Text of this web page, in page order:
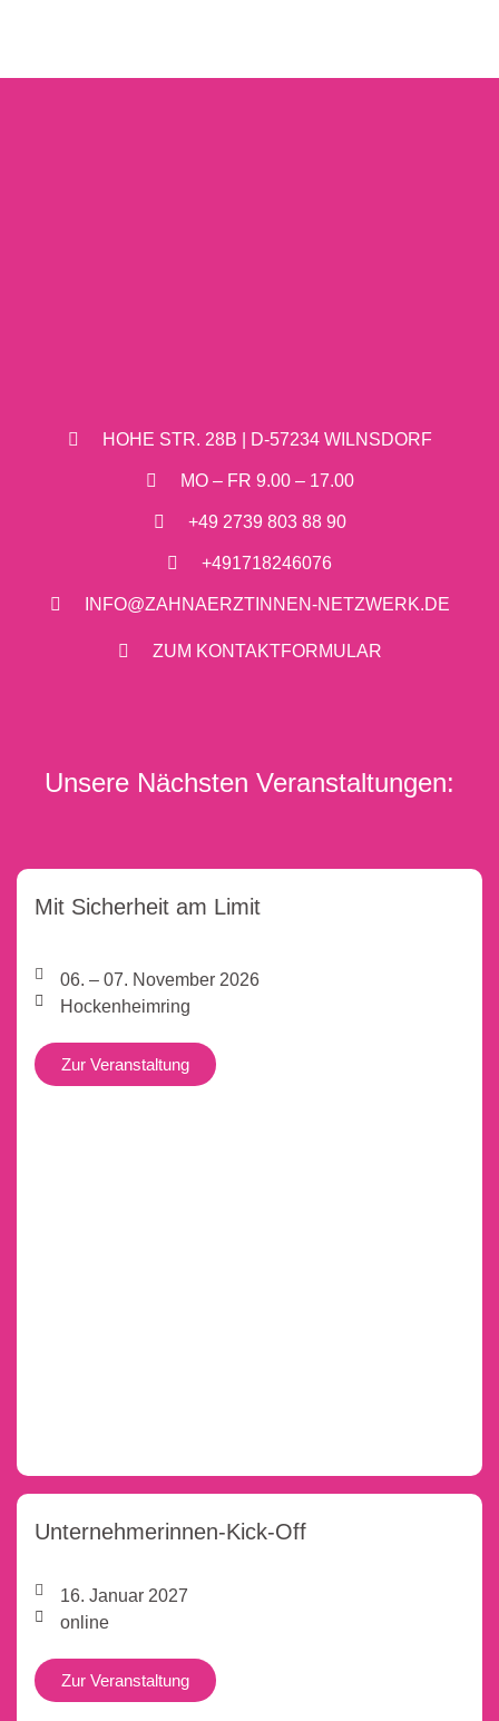
HOHE STR. 28B | D-57234 WILNSDORF
MO – FR 9.00 – 17.00
+49 2739 803 88 90
+491718246076
INFO@ZAHNAERZTINNEN-NETZWERK.DE
ZUM KONTAKTFORMULAR
Unsere Nächsten Veranstaltungen:
Mit Sicherheit am Limit
06. – 07. November 2026
Hockenheimring
Zur Veranstaltung
Unternehmerinnen-Kick-Off
16. Januar 2027
online
Zur Veranstaltung